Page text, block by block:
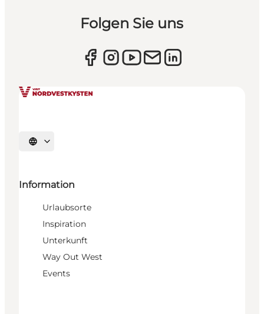
Folgen Sie uns
Sprache auswählen
Information
Urlaubsorte
Inspiration
Unterkunft
Way Out West
Events